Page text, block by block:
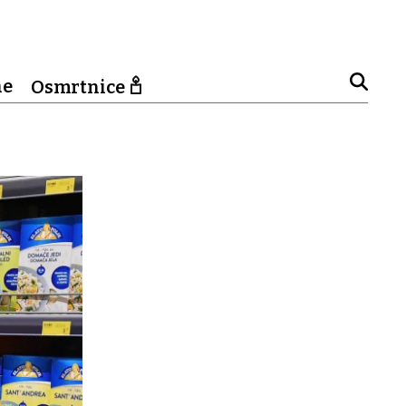
Osmrtnice